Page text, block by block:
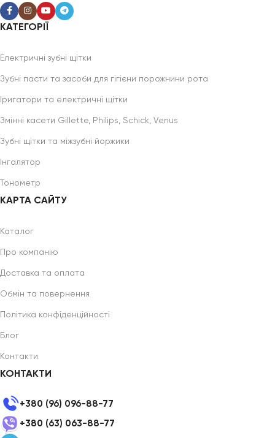
КАТЕГОРІЇ
Електричні зубні щітки
Зубні пасти та засоби для гігієни порожнини рота
Іригатори та електричні щітки
Змінні касети Gillette, Philips, Schick, Venus
Зубні щітки та міжзубні йоржики
Інгалятор
Тонометр
КАРТА САЙТУ
Каталог
Про компанію
Доставка та оплата
Обмін та повернення
Політика конфіденційності
Блог
Контакти
КОНТАКТИ
+380 (96) 096-88-77
+380 (63) 063-88-77